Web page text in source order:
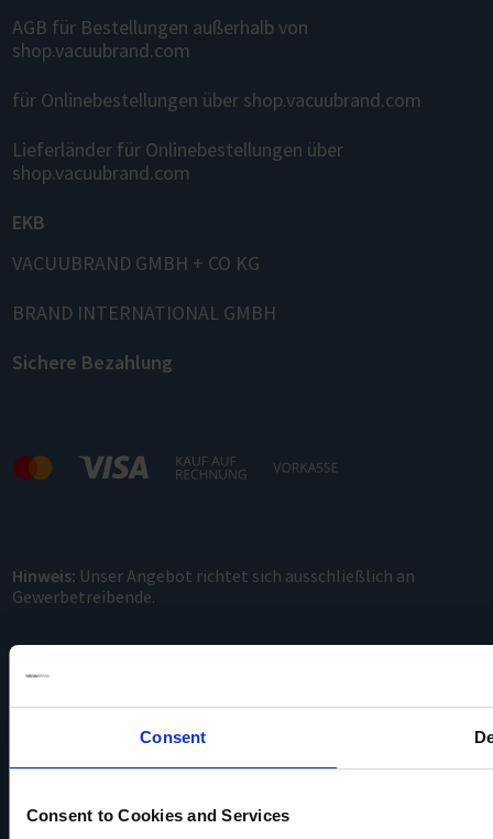
Consent
Consent to Cookies and Services
AGB für Bestellungen außerhalb von
shop.vacuubrand.com
für Onlinebestellungen über shop.vacuubrand.com
Lieferländer für Onlinebestellungen über
shop.vacuubrand.com
EKB
VACUUBRAND GMBH + CO KG
BRAND INTERNATIONAL GMBH
Sichere Bezahlung
Hinweis: Unser Angebot richtet sich ausschließlich an
Gewerbetreibende.
VACUUBRAND